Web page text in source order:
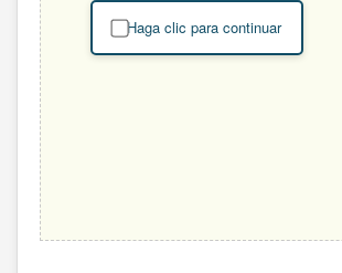
Haga clic para continuar